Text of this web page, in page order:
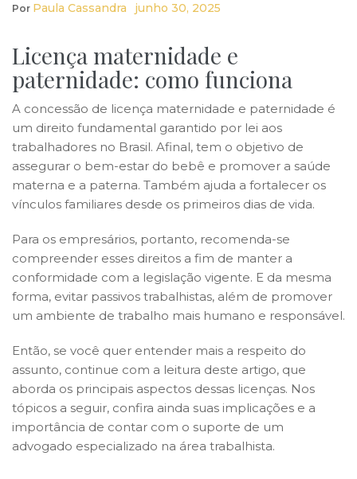
Por Paula Cassandra Junho 30, 2025
Licença maternidade e
paternidade: como funciona
A concessão de licença maternidade e paternidade é
um direito fundamental garantido por lei aos
trabalhadores no Brasil. Afinal, tem o objetivo de
assegurar o bem-estar do bebê e promover a saúde
materna e a paterna. Também ajuda a fortalecer os
vínculos familiares desde os primeiros dias de vida.
Para os empresários, portanto, recomenda-se
compreender esses direitos a fim de manter a
conformidade com a legislação vigente. E da mesma
forma, evitar passivos trabalhistas, além de promover
um ambiente de trabalho mais humano e responsável.
Então, se você quer entender mais a respeito do
assunto, continue com a leitura deste artigo, que
aborda os principais aspectos dessas licenças. Nos
tópicos a seguir, confira ainda suas implicações e a
importância de contar com o suporte de um
advogado especializado na área trabalhista.